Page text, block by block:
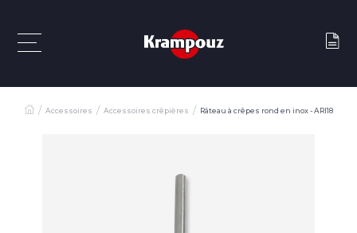
Accessoires Accessoires crêpières Râteau à crêpes rond en inox - ARI18